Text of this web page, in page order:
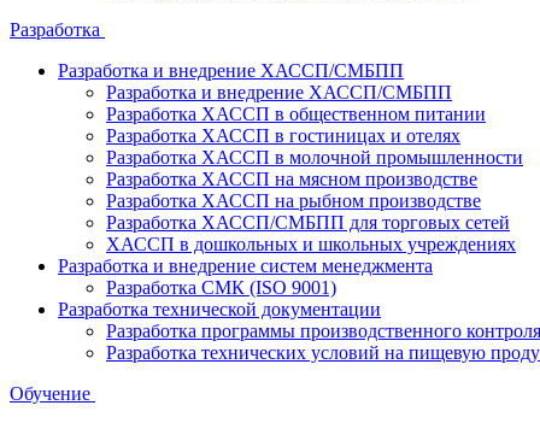
Разработка
Разработка и внедрение ХАССП/СМБПП
Разработка и внедрение ХАССП/СМБПП
Разработка ХАССП в общественном питании
Разработка ХАССП в гостиницах и отелях
Разработка ХАССП в молочной промышленности
Разработка ХАССП на мясном производстве
Разработка ХАССП на рыбном производстве
Разработка ХАССП/СМБПП для торговых сетей
ХАССП в дошкольных и школьных учреждениях
Разработка и внедрение систем менеджмента
Разработка СМК (ISO 9001)
Разработка технической документации
Разработка программы производственного
Разработка технических условий на пищевую
Обучение